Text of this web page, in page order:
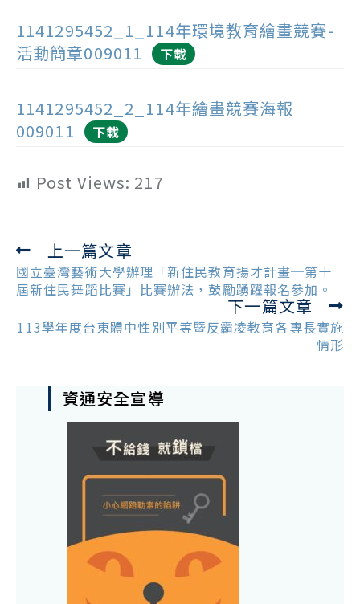
1141295452_1_114年環境教育繪畫競賽-
活動簡章009011
下載
1141295452_2_114年繪畫競賽海報
009011
下載
Post Views: 217
Read
more
articles
上一篇文章
國立臺灣藝術大學辦理「新住民教育揚才計畫─第十
屆新住民舞蹈比賽」比賽辦法，鼓勵踴躍報名參加。
下一篇文章
113學年度台東體中性別平等暨反霸凌教育各專長實施
情形
資通安全宣導